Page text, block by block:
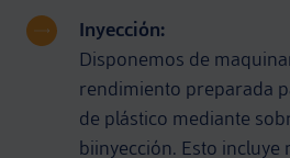
Inyección:
Disponemos de
rendimiento preparada
de plástico mediante
biinyección. Esto incluye